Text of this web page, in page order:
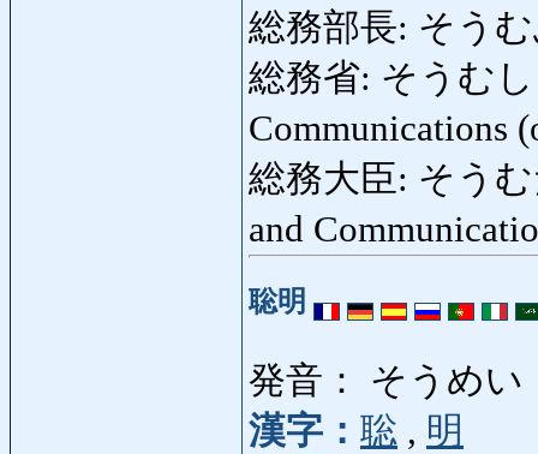
総務部長: そうむ
総務省: そうむ
Communications
総務大臣: そう
and
聡明
発音： そうめい
漢字： 聡 , 明